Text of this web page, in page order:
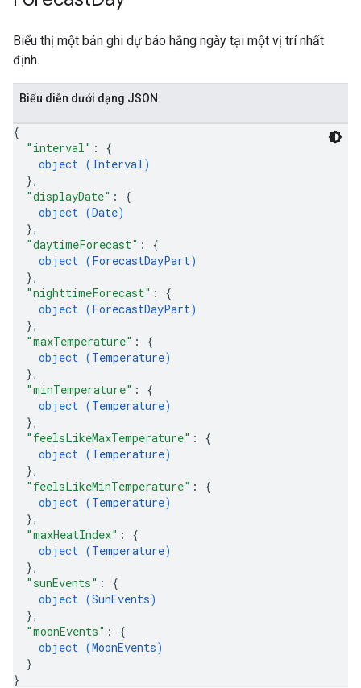
Biểu thị một bản ghi dự báo hằng ngày tại một vị trí nhất
định.
Biểu diễn dưới dạng JSON
{
"interval" : {
object (Interval)
},
"displayDate" : {
object (Date)
},
"daytimeForecast" : {
object (ForecastDayPart)
},
"nighttimeForecast" : {
object (ForecastDayPart)
},
"maxTemperature" : {
object (Temperature)
},
"minTemperature" : {
object (Temperature)
},
"feelsLikeMaxTemperature" : {
object (Temperature)
},
"feelsLikeMinTemperature" : {
object (Temperature)
},
"maxHeatIndex" : {
object (Temperature)
},
"sunEvents" : {
object (SunEvents)
},
"moonEvents" : {
object (MoonEvents)
}
}